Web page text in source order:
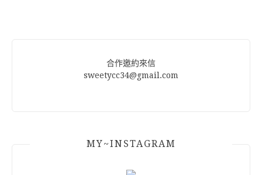
合作邀約來信
sweetycc34@gmail.com
MY~INSTAGRAM